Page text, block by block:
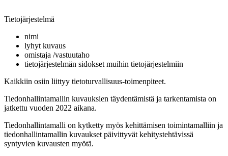
Tietojärjestelmä
nimi
lyhyt kuvaus
omistaja /vastuutaho
tietojärjestelmän sidokset muihin tietojärjestelmiin
Kaikkiin osiin liittyy tietoturvallisuus-toimenpiteet.
Tiedonhallintamallin kuvauksien täydentämistä ja tarkentamista on
jatkettu vuoden 2022 aikana.
Tiedonhallintamalli on kytketty myös kehittämisen toimintamalliin ja
tiedonhallintamallin kuvaukset päivittyvät kehitystehtävissä
syntyvien kuvausten myötä.